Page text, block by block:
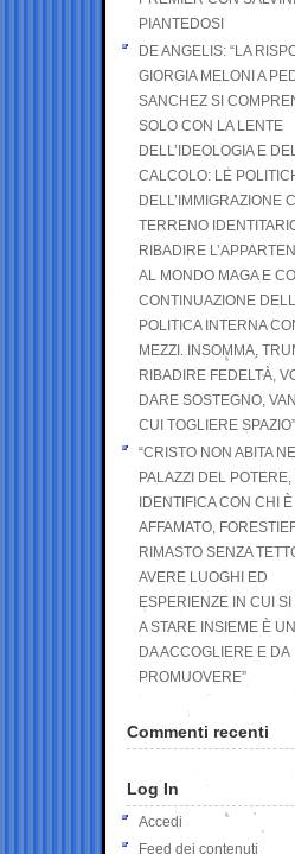
PIANTEDOSI
DE ANGELIS: “LA
GIORGIA MELONI A
SANCHEZ SI
SOLO CON LA LENTE
DELL’IDEOLOGIA E
CALCOLO: LE
DELL’IMMIGRAZIONE
TERRENO
RIBADIRE
AL MONDO MAGA E
CONTINUAZIONE
POLITICA INTERNA
MEZZI. INSOMMA,
RIBADIRE FEDELTÀ,
DARE SOSTEGNO,
CUI TOGLIERE SPAZIO”
“CRISTO NON ABITA NEI
PALAZZI DEL POTERE,
IDENTIFICA CON CHI È
AFFAMATO,
RIMASTO SENZA
AVERE LUOGHI ED
ESPERIENZE IN CUI SI
A STARE INSIEME È
DA ACCOGLIERE E DA
PROMUOVERE”
Commenti recenti
Log In
Accedi
Feed dei contenuti